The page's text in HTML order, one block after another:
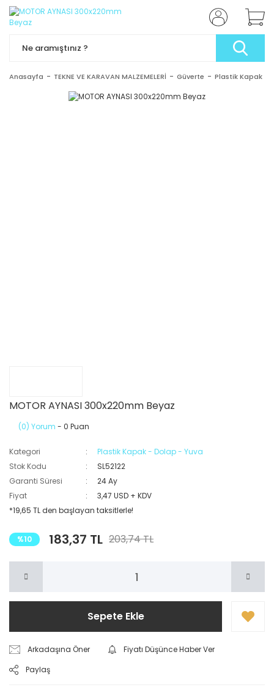
Anasayfa TEKNE VE KARAVAN MALZEMELERİ Güverte Plastik Kapak -
MOTOR AYNASI 300x220mm Beyaz
(0) Yorum - 0 Puan
Kategori
Plastik Kapak - Dolap - Yuva
Stok Kodu
SL52122
Garanti Süresi
24 Ay
Fiyat
3,47 USD + KDV
*19,65 TL den başlayan taksitlerle!
%10 183,37 TL 203,74 TL
Sepete Ekle
Arkadaşına Öner
Fiyatı Düşünce Haber Ver
Paylaş